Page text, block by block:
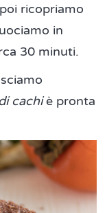
ricopriamo
in
30 minuti.
cachiè pronta